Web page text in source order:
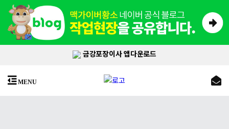
금강포장이사 앱다운로드
MENU